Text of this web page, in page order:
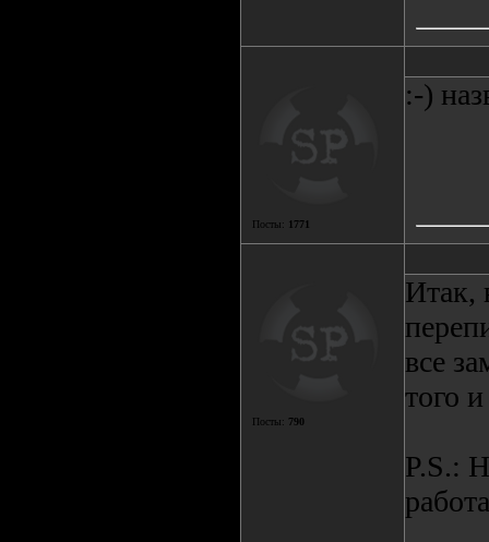
Посты: 1771
:-)
Посты: 790
Итак,
все
того
P.S.: